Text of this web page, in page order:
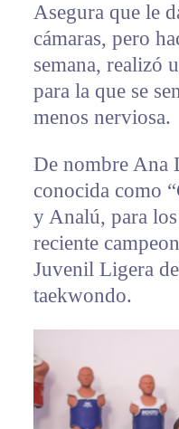
Asegura que le
cámaras, pero
semana, realizó
para la que se
menos nerviosa.
De nombre Ana
conocida como
y Analú, para
reciente
Juvenil Ligera
taekwondo.